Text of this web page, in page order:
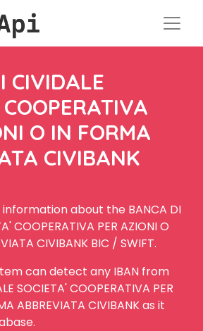
CIVIDALE
O IN FORMA
CIVIBANK
information about the BANCA DI
COOPERATIVA PER AZIONI O
CIVIBANK BIC / SWIFT.
can detect any IBAN from
SOCIETA' COOPERATIVA PER
ABBREVIATA CIVIBANK as it